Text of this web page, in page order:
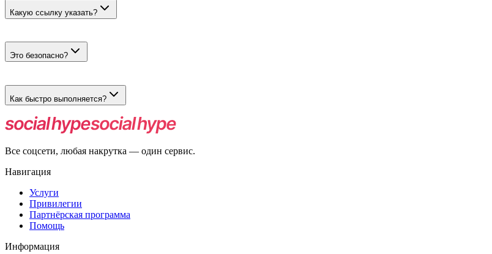
Какую ссылку указать?
Это безопасно?
Как быстро выполняется?
Запуск после модерации, скорость зависит от объёма заказа.
Все соцсети, любая накрутка — один сервис.
Навигация
Услуги
Привилегии
Партнёрская программа
Помощь
Информация